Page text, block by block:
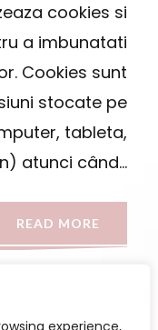
experience,
cookies si
a imbunatati
Cookies sunt
stocate pe
tableta,
atunci când…
READ MORE